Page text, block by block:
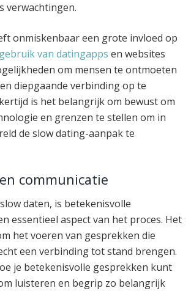
verwachtingen.
onmiskenbaar een grote invloed op
gebruik van datingapps en websites
om mensen te ontmoeten
diepgaande verbinding op te
is het belangrijk om bewust om
en grenzen te stellen om in
de slow dating-aanpak te
communicatie
daten, is betekenisvolle
essentieel aspect van het proces. Het
het voeren van gesprekken die
een verbinding tot stand brengen.
je betekenisvolle gesprekken kunt
luisteren en begrip zo belangrijk